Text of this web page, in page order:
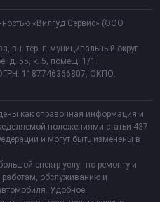
«Вилгуд Сервис» (ООО
вн. тер. г. муниципальный округ
д. 55, к. 5, помещ. 1/1.
1187746366807, ОКПО:
как справочная информация и
положениями статьи 437
и могут быть изменены в
спектр услуг по ремонту и
работам, обслуживанию и
Удобное